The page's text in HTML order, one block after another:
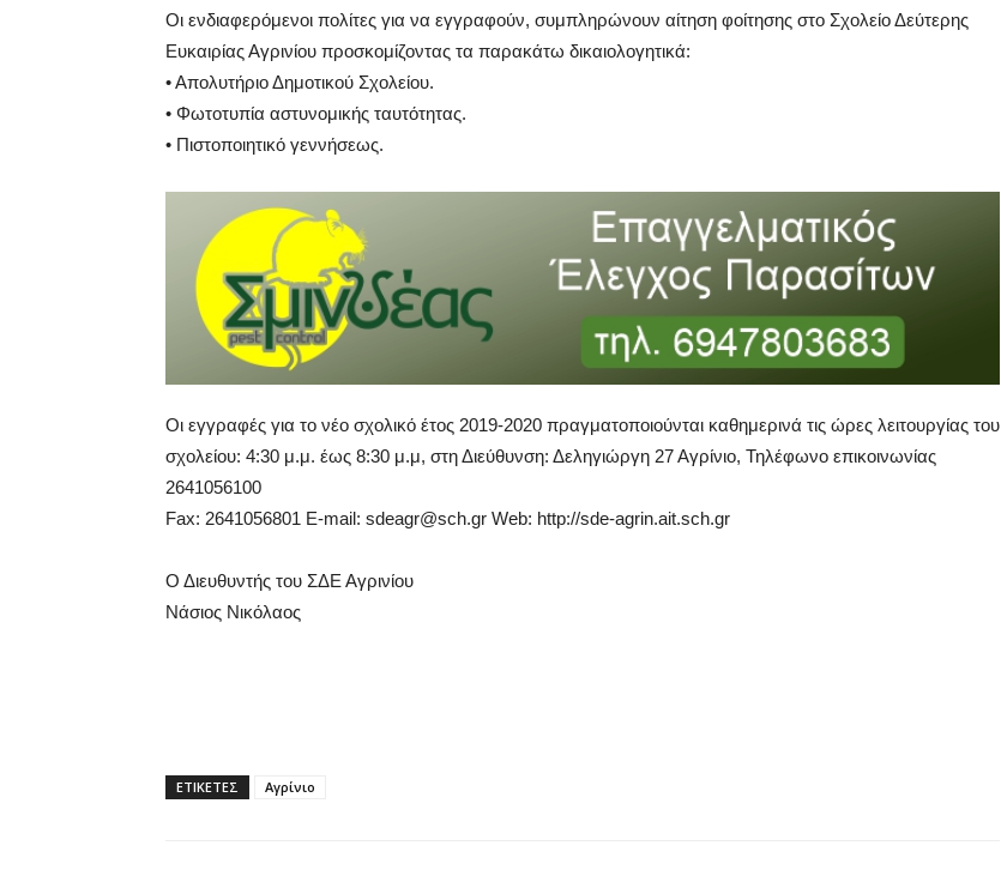
Οι ενδιαφερόμενοι πολίτες για να εγγραφούν, συμπληρώνουν αίτηση φοίτησης στο Σχολείο Δεύτερης
Ευκαιρίας Αγρινίου προσκομίζοντας τα παρακάτω δικαιολογητικά:
• Απολυτήριο Δημοτικού Σχολείου.
• Φωτοτυπία αστυνομικής ταυτότητας.
• Πιστοποιητικό γεννήσεως.
Οι εγγραφές για το νέο σχολικό έτος 2019-2020 πραγματοποιούνται καθημερινά τις ώρες λειτουργίας του
σχολείου: 4:30 μ.μ. έως 8:30 μ.μ, στη Διεύθυνση: Δεληγιώργη 27 Αγρίνιο, Τηλέφωνο επικοινωνίας
2641056100
Fax: 2641056801 E-mail: sdeagr@sch.gr Web: http://sde-agrin.ait.sch.gr
Ο Διευθυντής του ΣΔΕ Αγρινίου
Νάσιος Νικόλαος
ΕΤΙΚΕΤΕΣ Αγρίνιο